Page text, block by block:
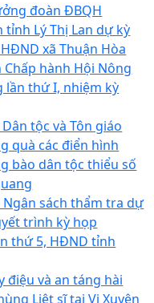
đoàn ĐBQH
tỉnh Lý Thị Lan dự kỳ
xã Thuận Hòa
Chấp hành Hội Nông
lần thứ I, nhiệm kỳ
tộc và Tôn giáo
quà các điển hình
bào dân tộc thiểu số
Ngân sách thẩm tra dự
trình kỳ họp
thứ 5, HĐND tỉnh
điệu và an táng hài
Liệt sĩ tại Vị Xuyên